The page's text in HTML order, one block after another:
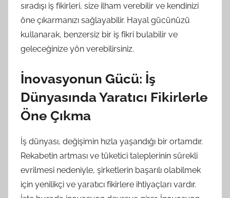
sıradışı iş fikirleri, size ilham verebilir ve kendinizi
öne çıkarmanızı sağlayabilir. Hayal gücünüzü
kullanarak, benzersiz bir iş fikri bulabilir ve
geleceğinize yön verebilirsiniz.
İnovasyonun Gücü: İş
Dünyasında Yaratıcı Fikirlerle
Öne Çıkma
İş dünyası, değişimin hızla yaşandığı bir ortamdır.
Rekabetin artması ve tüketici taleplerinin sürekli
evrilmesi nedeniyle, şirketlerin başarılı olabilmek
için yenilikçi ve yaratıcı fikirlere ihtiyaçları vardır.